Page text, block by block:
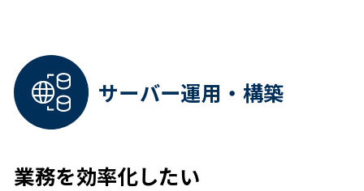
サーバー運用・構築
業務を効率化したい